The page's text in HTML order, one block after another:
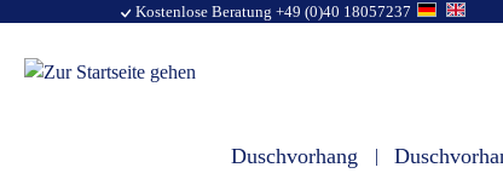
Kostenlose Beratung +49 (0)40 18057237
Duschvorhang